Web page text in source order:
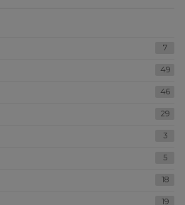
7
49
46
29
3
5
18
19